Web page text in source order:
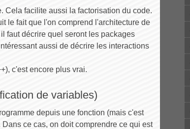
Cela facilite aussi la factorisation du code.
le fait que l'on comprend l'architecture de
faut décrire quel seront les packages
aussi de décrire les interactions
c'est encore plus vrai.
de variables)
depuis une fonction (mais c'est
ce cas, on doit comprendre ce qui est